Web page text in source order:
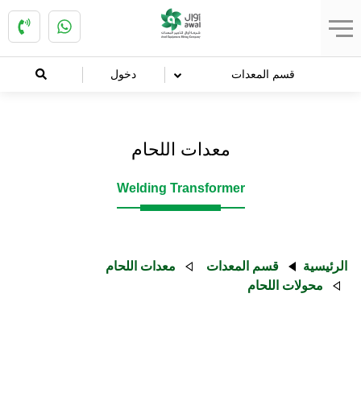
قسم المعدات دخول
معدات اللحام
Welding Transformer
الرئيسية قسم المعدات
معدات اللحام
محولات اللحام